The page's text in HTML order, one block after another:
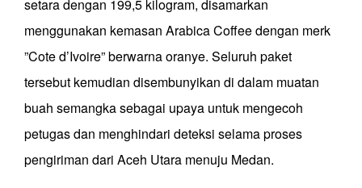
setara dengan 199,5 kilogram, disamarkan
menggunakan kemasan Arabica Coffee dengan merk
”Cote d’Ivoire” berwarna oranye. Seluruh paket
tersebut kemudian disembunyikan di dalam muatan
buah semangka sebagai upaya untuk mengecoh
petugas dan menghindari deteksi selama proses
pengiriman dari Aceh Utara menuju Medan.